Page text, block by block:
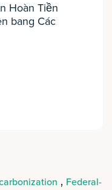
Hoàn Tiền
bang Các
, Federal-